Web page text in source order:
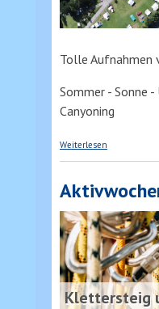
Tolle Aufnahmen
Sommer - Sonne
Canyoning
Weiterlesen
Klettersteig